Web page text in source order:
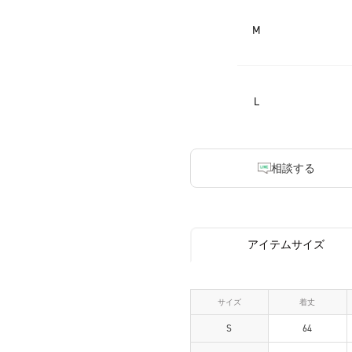
M
L
相談する
アイテムサイズ
サイズ 着丈
S 64